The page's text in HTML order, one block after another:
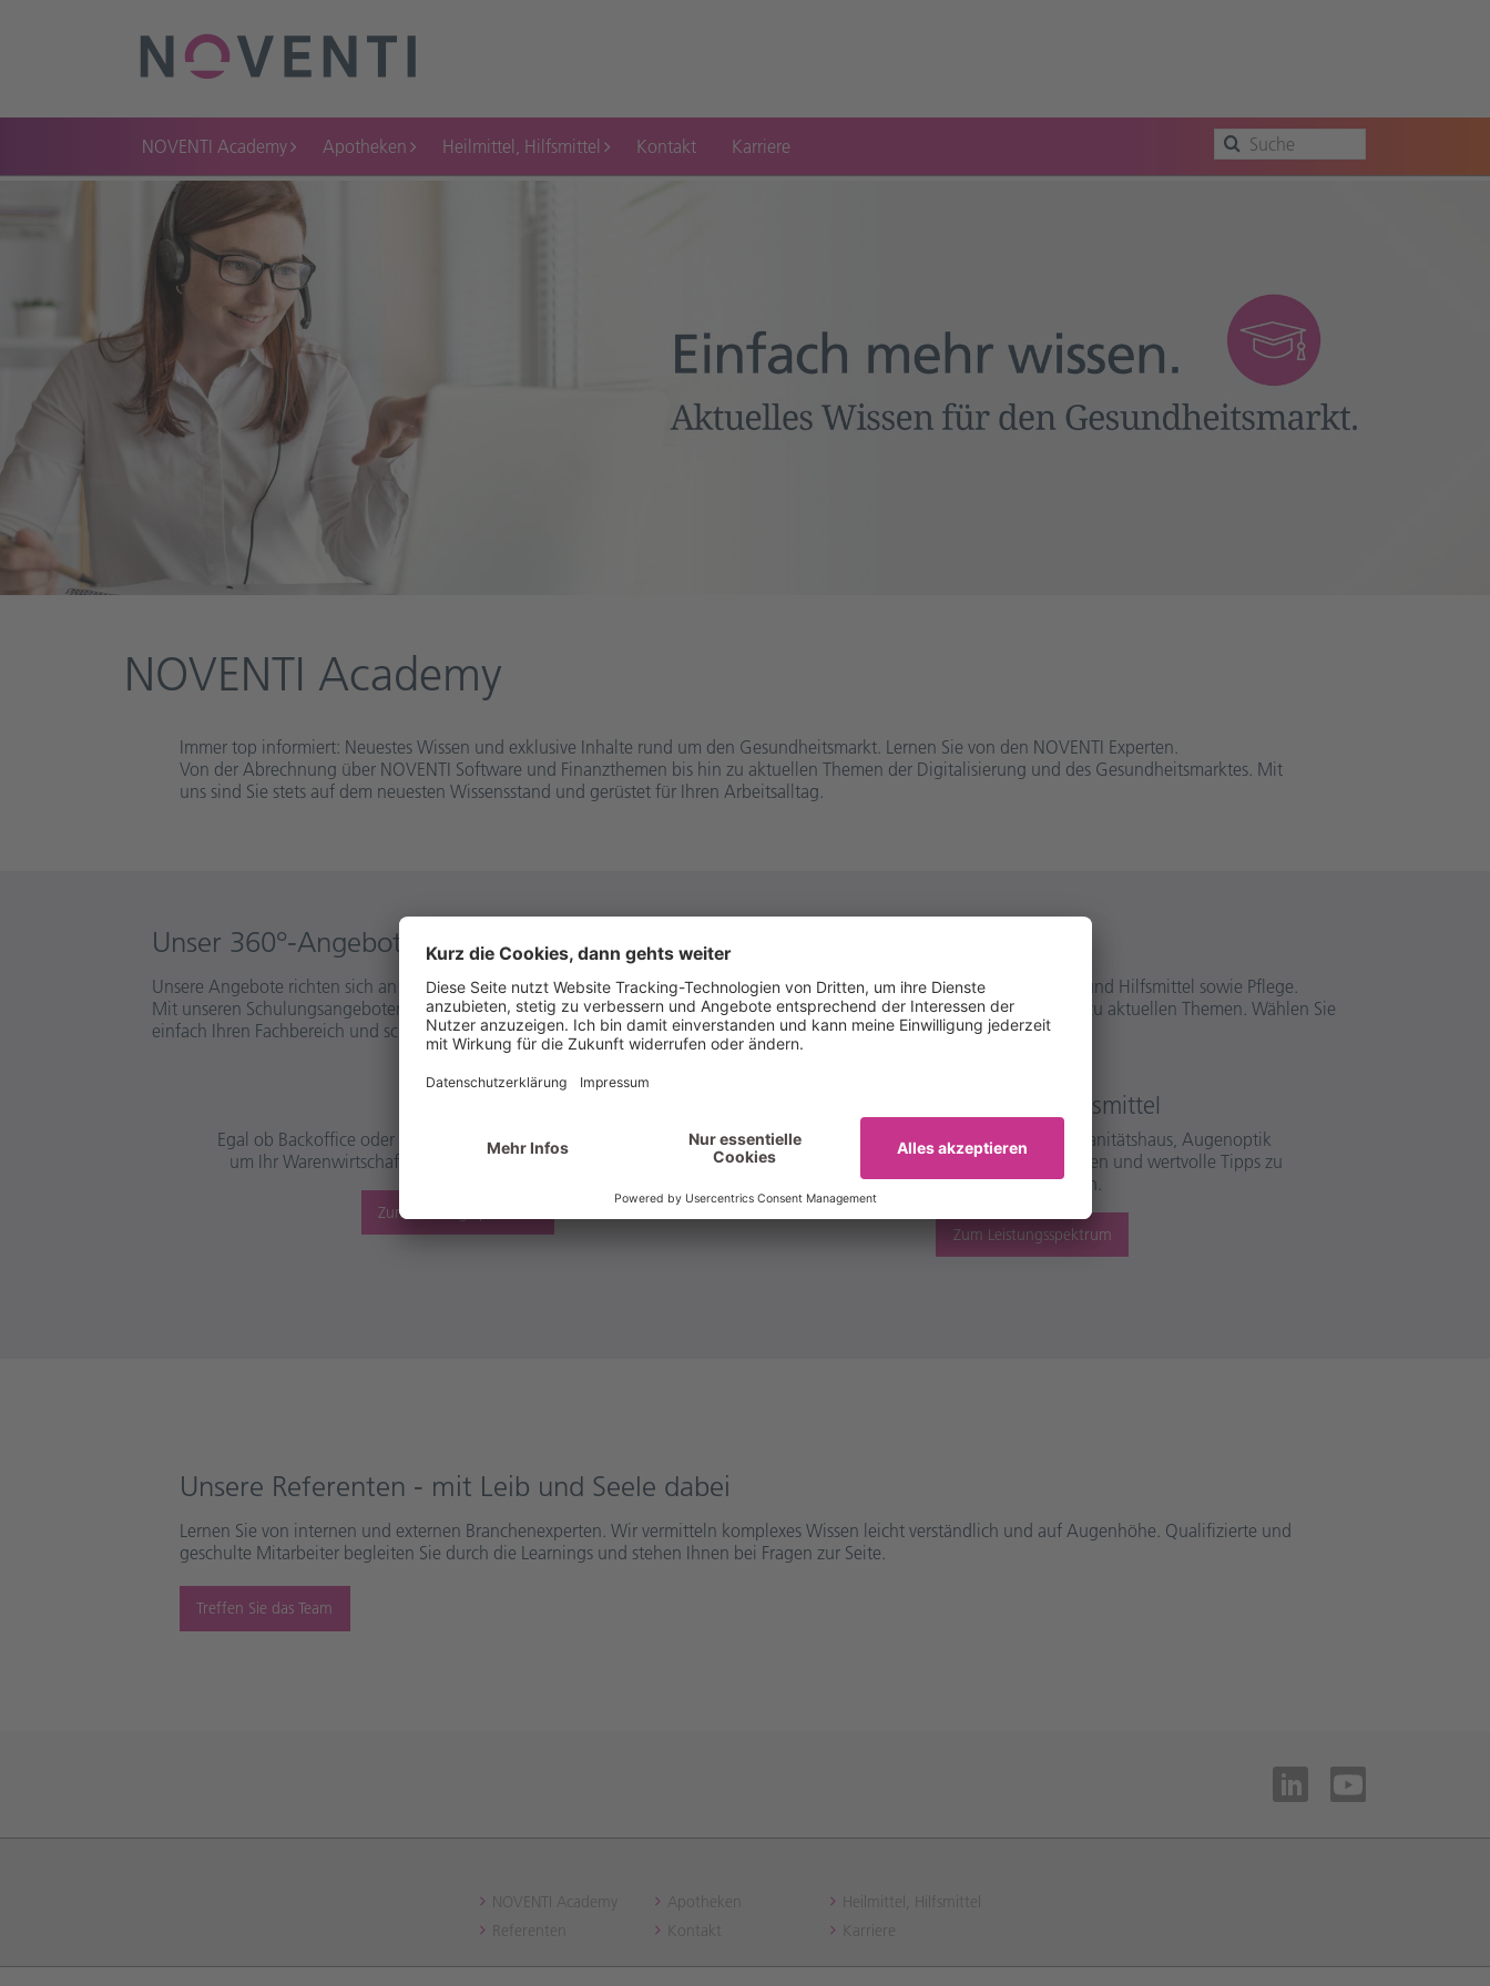
NOVENTI Academy Apotheken Heilmittel, Hilfsmittel Kontakt Karriere
NOVENTI Academy
Immer top informiert: Neuestes Wissen und exklusive Inhalte rund um den Gesundheitsmarkt. Lernen Sie von den NOVENTI Experten.
Von der Abrechnung über NOVENTI Software und Finanzthemen bis hin zu aktuellen Themen der Digitalisierung und des Gesundheitsmarktes. Mit
uns sind Sie stets auf dem neuesten Wissensstand und gerüstet für Ihren Arbeitsalltag.
Unser 360°-Angebot
Unsere Angebote richten sich an alle Leistungserbringer des Gesundheitswesens in den Fachbereichen Apotheke, Heilmittel und Hilfsmittel sowie Pflege.
Mit unseren Schulungsangeboten bieten wir Ihnen Expertenwissen, Know-how, wichtige Informationen und wertvolle Tipps zu aktuellen Themen. Wählen Sie
einfach Ihren Fachbereich und schon kann es losgehen.
Egal ob Backoffice oder Offizin: Entdecken Sie Schulungen rund
um Ihr Warenwirtschaftssystem, das eRezept und vieles mehr.
Zum Leistungsspektrum
Heilmittel und Hilfsmittel
Egal ob Physiotherapie, Ergotherapie, Sanitätshaus, Augenoptik
oder viele mehr: Erhalten Sie Informationen und wertvolle Tipps zu
aktuellen Themen.
Zum Leistungsspektrum
Unsere Referenten - mit Leib und Seele dabei
Lernen Sie von internen und externen Branchenexperten. Wir vermitteln komplexes Wissen leicht verständlich und auf Augenhöhe. Qualifizierte und
geschulte Mitarbeiter begleiten Sie durch die Learnings und stehen Ihnen bei Fragen zur Seite.
Treffen Sie das Team
NOVENTI Academy Apotheken
Heilmittel, Hilfsmittel
Referenten
Kontakt Karriere